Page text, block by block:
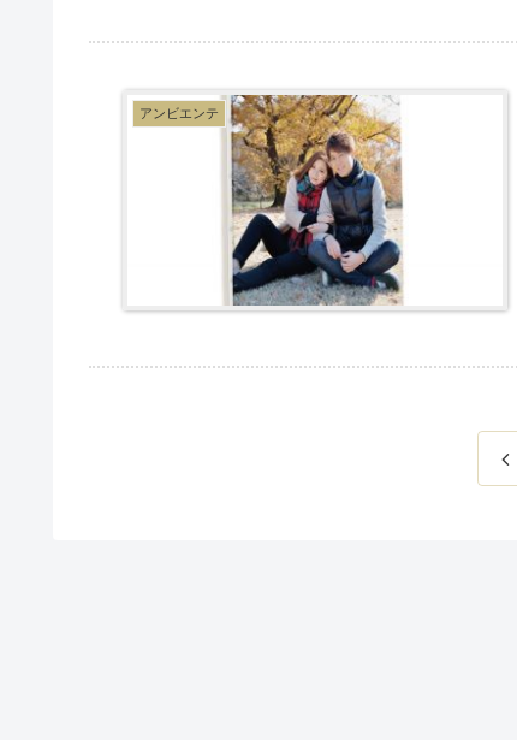
アンビエンテ